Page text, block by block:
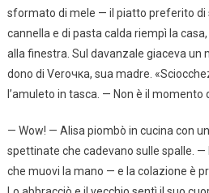
sformato di mele — il piatto preferito di
cannella e di pasta calda riempì la
alla finestra. Sul davanzale giaceva un
dono di Verочка, sua madre.
l’amuleto in tasca. — Non è il momento
— Wow! — Alisa piombò in cucina con
spettinate che cadevano sulle spalle. —
che muovi la mano — e la colazione è